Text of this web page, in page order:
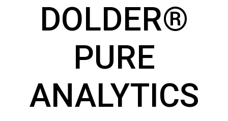
DOLDER®
PURE
ANALYTICS